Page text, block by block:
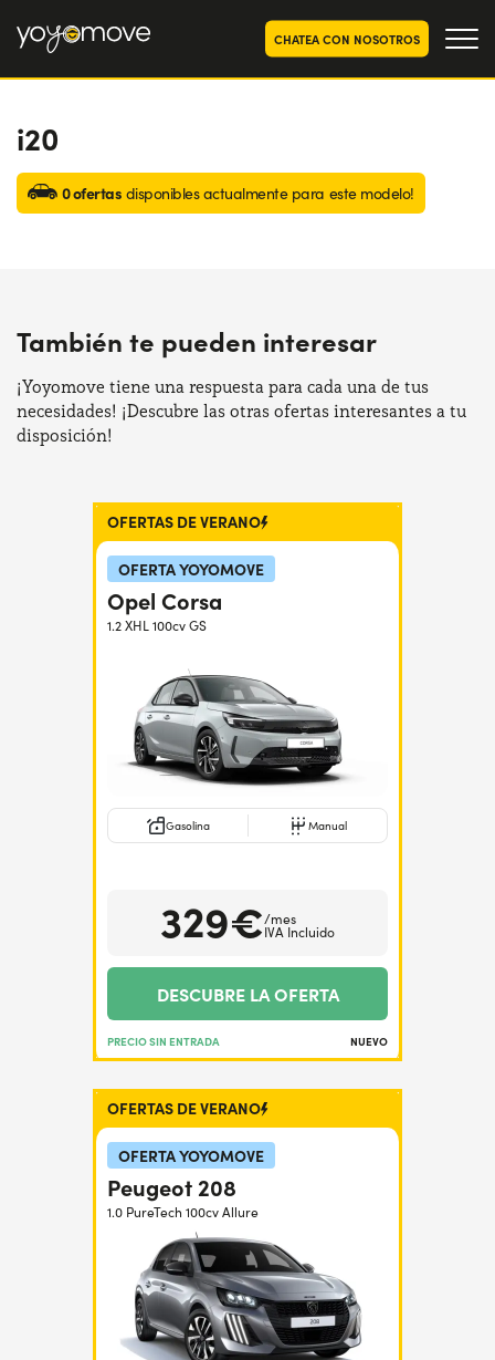
CHATEA CON NOSOTROS
OFERTAS RENTING COCHES
Particulares
Autónomos y Empresas
OFERTAS RENTING
SEGUNDA MANO
Nuestra historia
Trabaja con nosotros
CÓMO FUNCIONA
POR QUÉ CONVIENE
¿Necesitas ayuda?
i20
0 ofertas disponibles actualmente para este modelo!
También te pueden interesar
¡Yoyomove tiene una respuesta para cada una de tus
necesidades! ¡Descubre las otras ofertas interesantes a tu
disposición!
OFERTAS DE VERANO
OFERTA YOYOMOVE
Opel Corsa
1.2 XHL 100cv GS
Gasolina Manual
329€/mes
IVA Incluido
DESCUBRE LA OFERTA
PRECIO SIN ENTRADA NUEVO
OFERTAS DE VERANO
OFERTA YOYOMOVE
Peugeot 208
1.0 PureTech 100cv Allure